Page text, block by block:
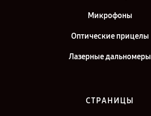
Микрофоны
Оптические прицелы
Лазерные дальномеры
СТРАНИЦЫ